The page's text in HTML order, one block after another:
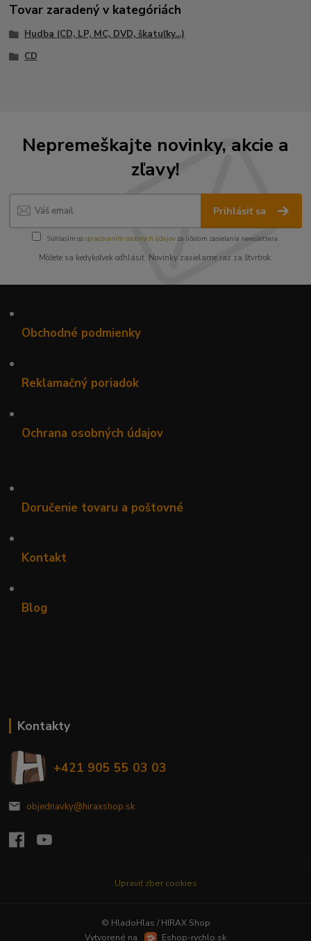
Tovar zaradený v kategóriách
Hudba (CD, LP, MC, DVD, škatuľky...)
CD
Nepremeškajte novinky, akcie a
zľavy!
Prihlásiť sa
Súhlasím sospracovaním osobných údajov za účelom zasielania newslettera.
Môžete sa kedykoľvek odhlásiť. Novinky zasielame raz za štvrťrok.
•
Obchodné podmienky
•
Reklamačný poriadok
•
Ochrana osobných údajov
•
Doručenie tovaru a poštovné
•
Kontakt
•
Blog
Kontakty
+421 905 55 03 03
objednavky@hiraxshop.sk
Upraviť zber cookies
© HladoHlas / HIRAX Shop
Vytvorené na
Eshop-rychlo.sk